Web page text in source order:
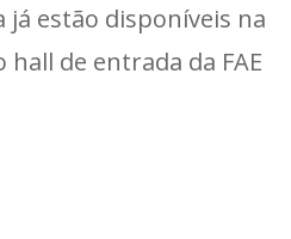
já estão disponíveis na
hall de entrada da FAE